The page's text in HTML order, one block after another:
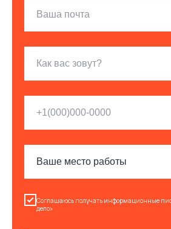
Соглашаюсь получать информационные
дело»